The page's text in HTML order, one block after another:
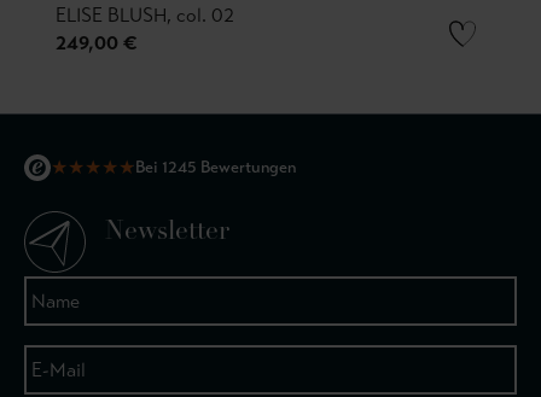
ELISE BLUSH, col. 02
249,00 €
★★★★★Bei 1245 Bewertungen
Newsletter